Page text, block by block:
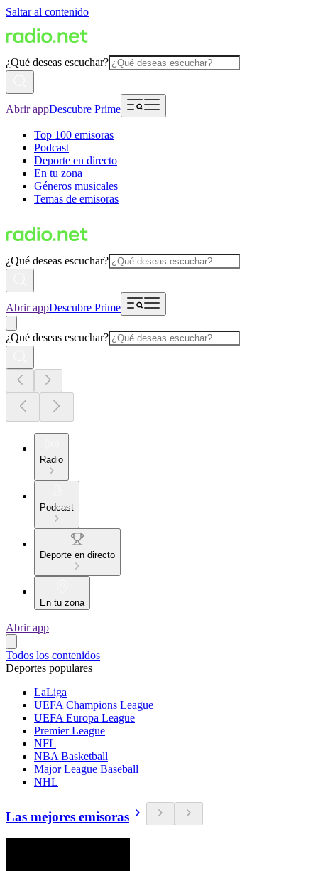
Saltar al contenido
¿Qué deseas escuchar?
Abrir appDescubre Prime
Top 100 emisoras
Podcast
Deporte en directo
En tu zona
Géneros musicales
Temas de emisoras
¿Qué deseas escuchar?
Abrir appDescubre Prime
¿Qué deseas escuchar?
Radio
Podcast
Deporte en directo
En tu zona
Abrir app
Todos los contenidos
Deportes populares
LaLiga
UEFA Champions League
UEFA Europa League
Premier League
NFL
NBA Basketball
Major League Baseball
NHL
Las mejores emisoras